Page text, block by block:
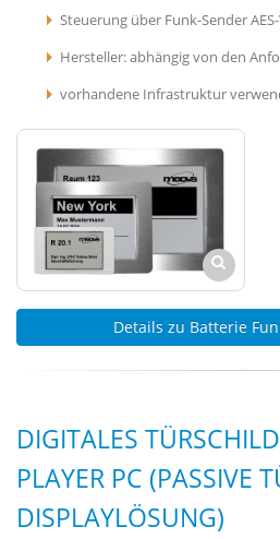
Steuerung über Funk-Sender
Hersteller: abhängig von den
vorhandene Infrastruktur
Details zu Batterie
DIGITALES
PLAYER PC (PASSIVE
DISPLAYLÖSUNG)